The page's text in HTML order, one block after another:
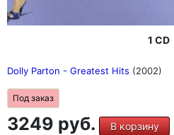
1 CD
Dolly Parton - Greatest Hits (2002)
Под заказ
3249 руб. В корзину